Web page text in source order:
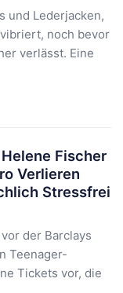
und Lederjacken,
noch bevor
verlässt. Eine
Fischer
Verlieren
Stressfrei
der Barclays
Teenager-
Tickets vor, die